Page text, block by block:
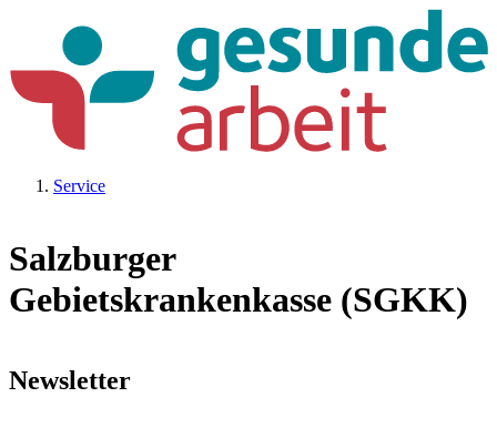
Service
Salzburger
Gebietskrankenkasse (SGKK)
Newsletter